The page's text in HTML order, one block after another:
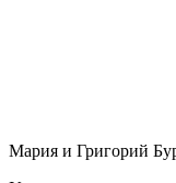
Мария и Григорий